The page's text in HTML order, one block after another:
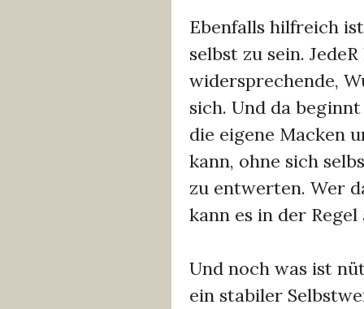
Ebenfalls hilfreich
selbst zu sein.
widersprechende,
sich. Und da
die eigene Macken
kann, ohne sich
zu entwerten. Wer
kann es in der
Und noch was ist
ein stabiler